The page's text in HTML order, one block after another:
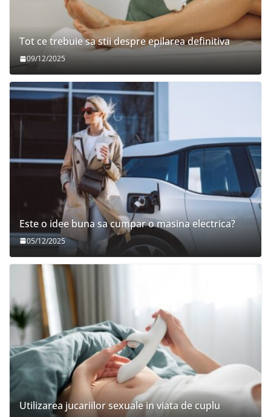
Tot ce trebuie sa stii despre epilarea definitiva
09/12/2025
Este o idee buna sa cumpar o masina electrica?
05/12/2025
Utilizarea jucariilor sexuale in viata de cuplu